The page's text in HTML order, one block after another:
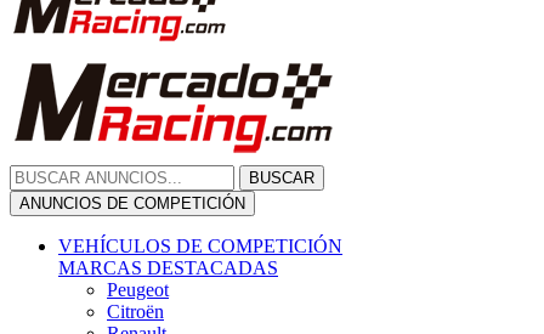
BUSCAR
ANUNCIOS DE COMPETICIÓN
VEHÍCULOS DE COMPETICIÓN
MARCAS DESTACADAS
Peugeot
Citroën